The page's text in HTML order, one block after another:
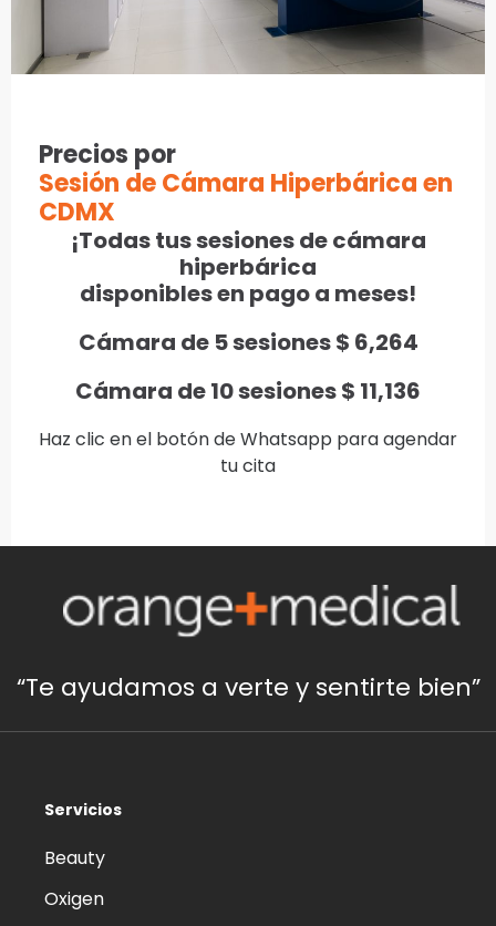
Precios por
Sesión de Cámara Hiperbárica en
CDMX
¡Todas tus sesiones de cámara
hiperbárica
disponibles en pago a meses!
Cámara de 5 sesiones $ 6,264
Cámara de 10 sesiones $ 11,136
Haz clic en el botón de Whatsapp para agendar
tu cita
“Te ayudamos a verte y sentirte bien”
Servicios
Beauty
Oxigen